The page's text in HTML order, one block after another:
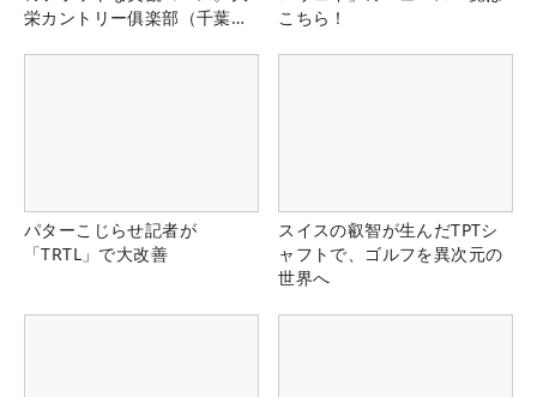
栄カントリー俱楽部（千葉
こちら！
パターこじらせ記者が
「TRTL」で大改善
スイスの叡智が生んだTPTシ
ャフトで、ゴルフを異次元の
世界へ